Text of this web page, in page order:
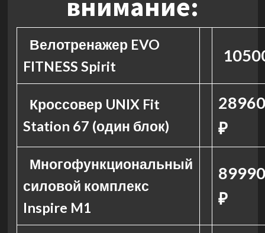
Велотренажер EVO
FITNESS Spirit
Кроссовер UNIX Fit
Station 67 (один блок)
₽
Многофункциональный
силовой комплекс
Inspire M1
₽